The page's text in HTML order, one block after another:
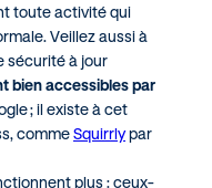
toute activité qui
Veillez aussi à
sécurité à jour
bien accessibles par
; il existe à cet
commeSquirrlypar
plus : ceux-